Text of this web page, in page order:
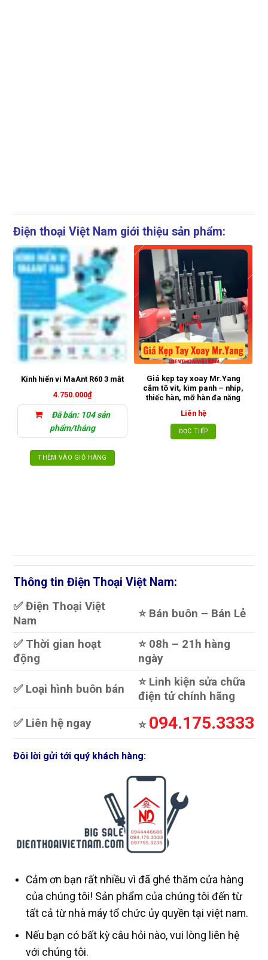
Điện thoại Việt Nam giới thiệu sản phẩm:
Kính hiển vi MaAnt R60 3 mắt
4.750.000₫
Đã bán: 104 sản
phẩm/tháng
THÊM VÀO GIỎ HÀNG
Giá kẹp tay xoay Mr.Yang
cắm tô vít, kìm panh – nhíp,
thiếc hàn, mỡ hàn đa năng
Liên hệ
ĐỌC TIẾP
Thông tin Điện Thoại Việt Nam:
✅ Điện Thoại Việt
Nam
⭐️ Bán buôn – Bán Lẻ
✅ Thời gian hoạt
động
⭐️ 08h – 21h hàng
ngày
✅ Loại hình buôn bán
⭐️ Linh kiện sửa chữa
điện tử chính hãng
✅ Liên hệ ngay
⭐️ 094.175.3333
Đôi lời gửi tới quý khách hàng:
Cảm ơn bạn rất nhiều vì đã ghé thăm cửa hàng
của chúng tôi! Sản phẩm của chúng tôi đến từ
tất cả từ nhà máy tổ chức ủy quyền tại việt nam.
Nếu bạn có bất kỳ câu hỏi nào, vui lòng liên hệ
với chúng tôi.